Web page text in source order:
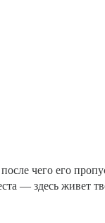
чего его
— здесь живет